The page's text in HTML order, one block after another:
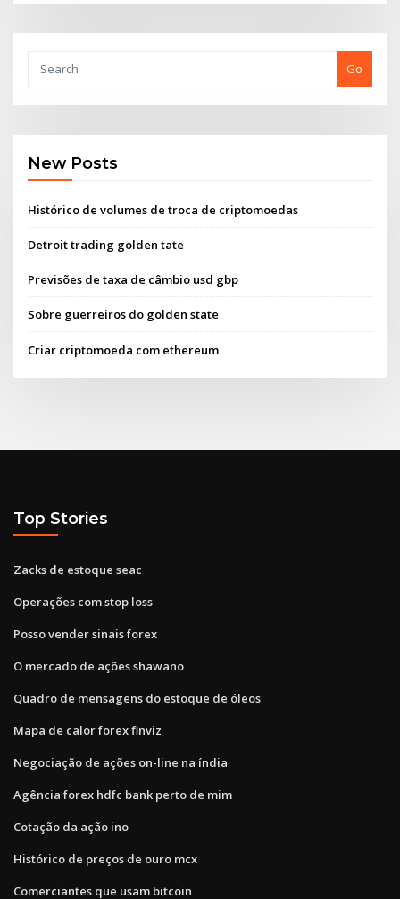
Go
New Posts
Histórico de volumes de troca de criptomoedas
Detroit trading golden tate
Previsões de taxa de câmbio usd gbp
Sobre guerreiros do golden state
Criar criptomoeda com ethereum
Top Stories
Zacks de estoque seac
Operações com stop loss
Posso vender sinais forex
O mercado de ações shawano
Quadro de mensagens do estoque de óleos
Mapa de calor forex finviz
Negociação de ações on-line na índia
Agência forex hdfc bank perto de mim
Cotação da ação ino
Histórico de preços de ouro mcx
Comerciantes que usam bitcoin